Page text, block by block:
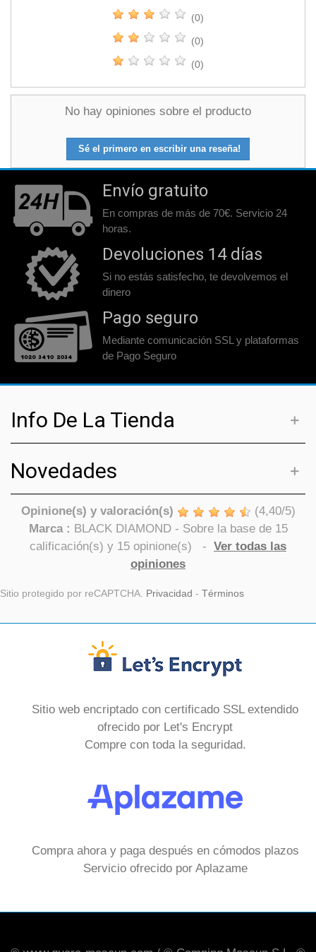
(0)
(0)
(0)
No hay opiniones sobre el producto
Sé el primero en escribir una reseña!
Envío gratuito
En compras de más de 70€. Servicio 24
horas.
Devoluciones 14 días
Si no estás satisfecho, te devolvemos el
dinero
Pago seguro
Mediante comunicación SSL y plataformas
de Pago Seguro
Info De La Tienda
Novedades
Opinione(s) y valoración(s) (4,40/5)
Marca : BLACK DIAMOND- Sobre la base de 15
calificación(s) y 15 opinione(s) - Ver todas las
opiniones
Sitio protegido por reCAPTCHA. Privacidad - Términos
Sitio web encriptado con certificado SSL extendido
ofrecido por Let's Encrypt
Compre con toda la seguridad.
Compra ahora y paga después en cómodos plazos
Servicio ofrecido por Aplazame